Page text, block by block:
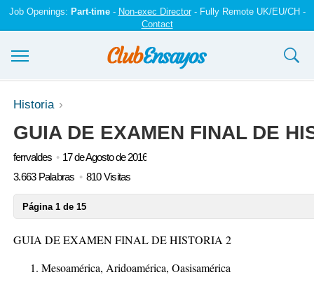
Job Openings: Part-time- Non-exec Director- Fully Remote UK/EU/CH -
Contact
Ensayos y trabajos
Registrarse
Iniciar sesión
Historia
GUIA DE EXAMEN FINAL DE
ferrvaldes
17 de Agosto de 2016
3.663 Palabras
810 Visitas
Página 1 de 15
GUIA DE EXAMEN FINAL DE HISTORIA 2
Mesoamérica, Aridoamérica, Oasisamérica